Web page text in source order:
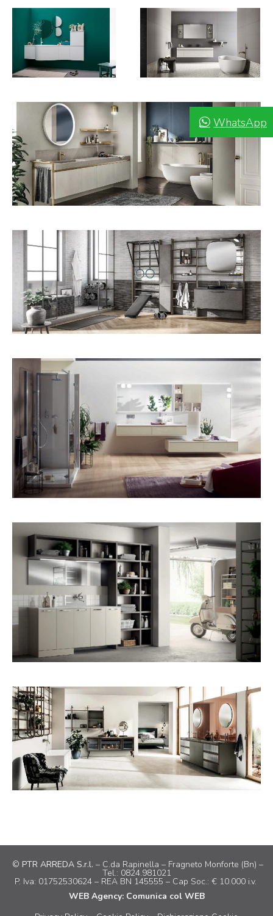
© PTR ARREDA S.r.l. – C.da Rapinella – Fragneto Monforte (Bn) –
Tel.: 0824.981021
P. Iva: 01752530624 – REA BN 145555 – Cap Soc.: € 10.000 i.v.
WEB Agency: Comunica col WEB
WhatsApp